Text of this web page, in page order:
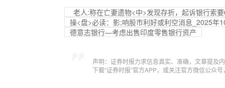
老人:称在亡妻遗物<中>发现存折，起诉银行索
操<盘>必读：影;响股市利好或利空消息_2025年
德意志银行—考虑出售印度零售银行资产
声明：证券时报力求信息真实、准确，文章提及
下载“证券时报”官方APP，或关注官方微信公众